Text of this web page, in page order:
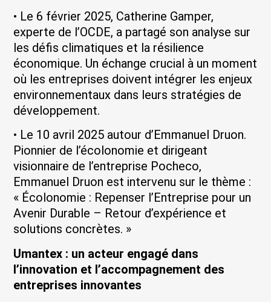
• Le 6 février 2025, Catherine Gamper,
experte de l’OCDE, a partagé son analyse sur
les défis climatiques et la résilience
économique. Un échange crucial à un moment
où les entreprises doivent intégrer les enjeux
environnementaux dans leurs stratégies de
développement.
• Le 10 avril 2025 autour d’Emmanuel Druon.
Pionnier de l’écolonomie et dirigeant
visionnaire de l’entreprise Pocheco,
Emmanuel Druon est intervenu sur le thème :
« Écolonomie : Repenser l’Entreprise pour un
Avenir Durable – Retour d’expérience et
solutions concrètes. »
Umantex : un acteur engagé dans
l’innovation et l’accompagnement des
entreprises innovantes